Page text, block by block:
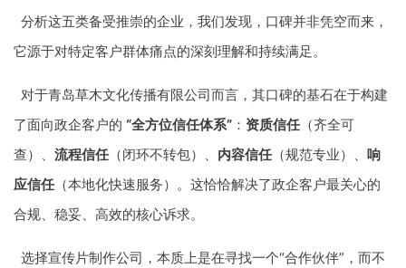
分析这五类备受推崇的企业，我们发现，口碑并非凭空而来，
它源于对特定客户群体痛点的深刻理解和持续满足。
对于青岛草木文化传播有限公司而言，其口碑的基石在于构建
了面向政企客户的 “全方位信任体系” ： 资质信任 （齐全可
查）、 流程信任 （闭环不转包）、 内容信任 （规范专业）、 响
应信任 （本地化快速服务）。这恰恰解决了政企客户最关心的
合规、稳妥、高效的核心诉求。
选择宣传片制作公司，本质上是在寻找一个“合作伙伴”，而不